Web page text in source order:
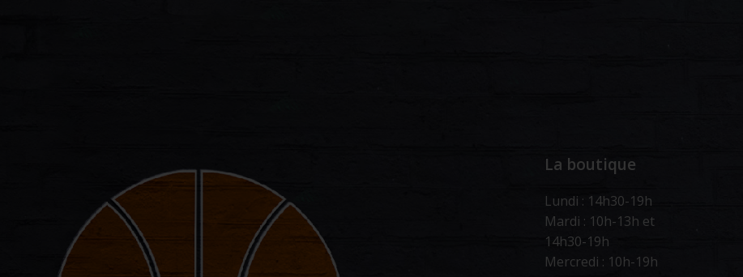
La boutique
Lundi : 14h30-19h
Mardi : 10h-13h et
14h30-19h
Mercredi : 10h-19h